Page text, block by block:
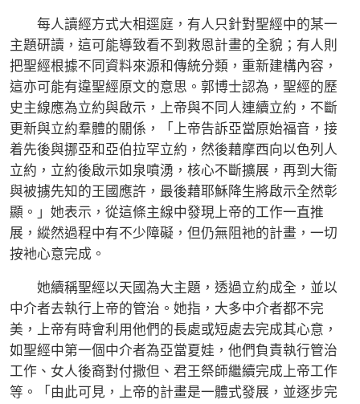
每人讀經方式大相逕庭，有人只針對聖經中的某一
主題研讀，這可能導致看不到救恩計畫的全貌；有人則
把聖經根據不同資料來源和傳統分類，重新建構內容，
這亦可能有違聖經原文的意思。郭博士認為，聖經的歷
史主線應為立約與啟示，上帝與不同人連續立約，不斷
更新與立約羣體的關係，「上帝告訴亞當原始福音，接
着先後與挪亞和亞伯拉罕立約，然後藉摩西向以色列人
立約，立約後啟示如泉噴湧，核心不斷擴展，再到大衞
與被擄先知的王國應許，最後藉耶穌降生將啟示全然彰
顯。」她表示，從這條主線中發現上帝的工作一直推
展，縱然過程中有不少障礙，但仍無阻衪的計畫，一切
按衪心意完成。
她續稱聖經以天國為大主題，透過立約成全，並以
中介者去執行上帝的管治。她指，大多中介者都不完
美，上帝有時會利用他們的長處或短處去完成其心意，
如聖經中第一個中介者為亞當夏娃，他們負責執行管治
工作、女人後裔對付撒但、君王祭師繼續完成上帝工作
等。「由此可見，上帝的計畫是一體式發展，並逐步完